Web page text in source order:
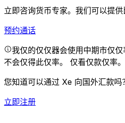
立即咨询货币专家。 我们可以提供
预约通话
我仅的仅仅器会使用中期市仅
不会仅得此仅率。 仅看仅款仅率。
您知道可以通过 Xe 向国外汇款吗
立即注册